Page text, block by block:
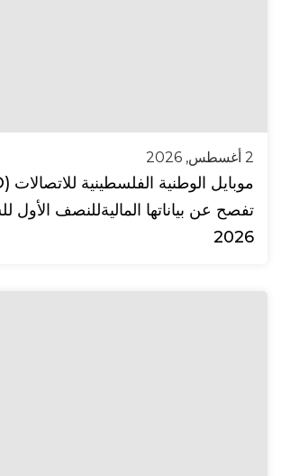
2 أغسطس, 2026
تفصح عن بياناتها الماليةللنصف الأول
2026